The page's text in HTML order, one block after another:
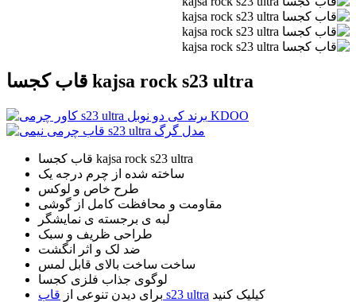
قاب کجسا kajsa rock s23 ultra
قاب کجسا kajsa rock s23 ultra
ساخته شده از چرم درجه یک
طرح خاص و لوکس
مقاومت و محافظت کامل از گوشی
لبه ی برجسته ی نمایشگر
طراحی ظریف و سبک
ضد لک و اثر انگشت
ساخت ساخت بالای قابل لمس
لوگوی جذاب فلزی کجسا
برای دیدن تنوعی از قاب s23 ultra کیلیک کنید